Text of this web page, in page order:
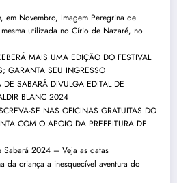
em Novembro, Imagem Peregrina de
utilizada no Círio de Nazaré, no
MAIS UMA EDIÇÃO DO FESTIVAL
GARANTA SEU INGRESSO
DE SABARÁ DIVULGA EDITAL DE
BLANC 2024
SE NAS OFICINAS GRATUITAS DO
COM O APOIO DA PREFEITURA DE
Sabará 2024 – Veja as datas
da criança a inesquecível aventura do